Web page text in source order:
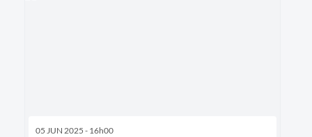
05 JUN 2025 - 16h00